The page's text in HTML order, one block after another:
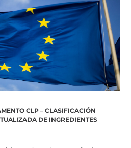
CLP – CLASIFICACIÓN
DE INGREDIENTES